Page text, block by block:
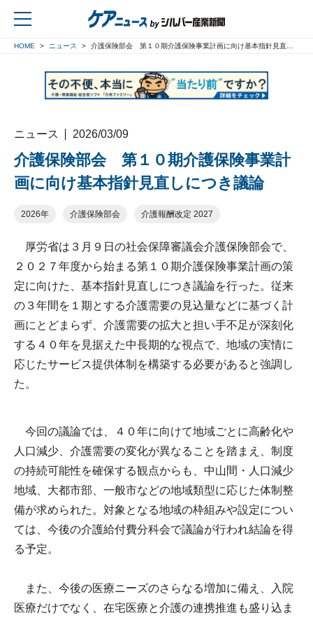
HOME ニュース 介護保険部会 第１０期介護保険事業計画に向け基本指針見直しにつき議論
ニュース 2026/03/09
介護保険部会 第１０期介護保険事業計
画に向け基本指針見直しにつき議論
2026年 介護保険部会 介護報酬改定 2027
厚労省は３月９日の社会保障審議会介護保険部会で、
２０２７年度から始まる第１０期介護保険事業計画の策
定に向けた、基本指針見直しにつき議論を行った。従来
の３年間を１期とする介護需要の見込量などに基づく計
画にとどまらず、介護需要の拡大と担い手不足が深刻化
する４０年を見据えた中長期的な視点で、地域の実情に
応じたサービス提供体制を構築する必要があると強調し
た。
今回の議論では、４０年に向けて地域ごとに高齢化や
人口減少、介護需要の変化が異なることを踏まえ、制度
の持続可能性を確保する観点からも、中山間・人口減少
地域、大都市部、一般市などの地域類型に応じた体制整
備が求められた。対象となる地域の枠組みや設定につい
ては、今後の介護給付費分科会で議論が行われ結論を得
る予定。
また、今後の医療ニーズのさらなる増加に備え、入院
医療だけでなく、在宅医療と介護の連携推進も盛り込ま